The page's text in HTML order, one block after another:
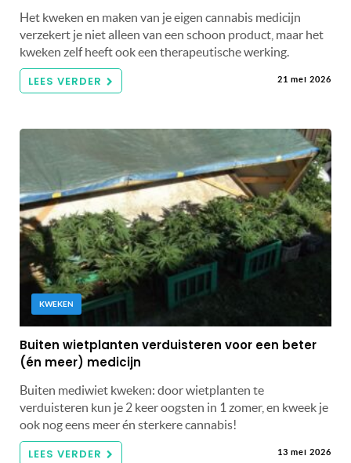
Het kweken en maken van je eigen cannabis medicijn
verzekert je niet alleen van een schoon product, maar het
kweken zelf heeft ook een therapeutische werking.
LEES VERDER 21 mei 2026
KWEKEN
Buiten wietplanten verduisteren voor een beter
(én meer) medicijn
Buiten mediwiet kweken: door wietplanten te
verduisteren kun je 2 keer oogsten in 1 zomer, en kweek je
ook nog eens meer én sterkere cannabis!
LEES VERDER 13 mei 2026